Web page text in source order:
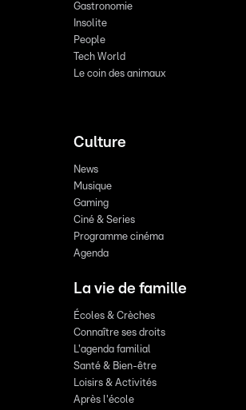
Gastronomie
Insolite
People
Tech World
Le coin des animaux
Culture
News
Musique
Gaming
Ciné & Series
Programme cinéma
Agenda
La vie de famille
Écoles & Crèches
Connaître ses droits
L'agenda familial
Santé & Bien-être
Loisirs & Activités
Après l'école